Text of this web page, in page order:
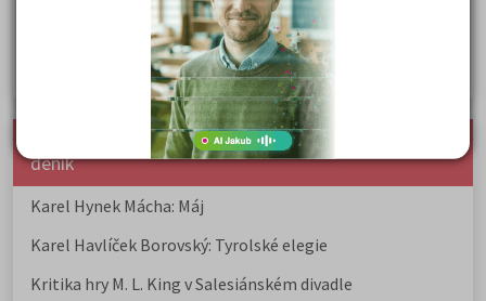
Rozcestník po maturitě: VŠ, VOŠ, práce, gap year i další
Jak se dostat na nejžádanější obory vysokých škol
nejnovější seminárky, maturitní otázky a čtenářsky
deník
Karel Hynek Mácha: Máj
Karel Havlíček Borovský: Tyrolské elegie
Kritika hry M. L. King v Salesiánském divadle